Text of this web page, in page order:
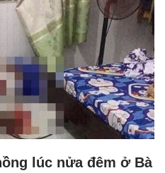
lúc nửa đêm ở Bà